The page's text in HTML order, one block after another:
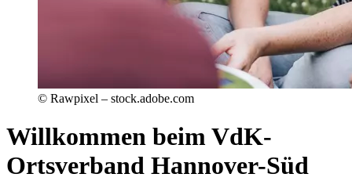
© Rawpixel – stock.adobe.com
Willkommen beim VdK-
Ortsverband Hannover-Süd